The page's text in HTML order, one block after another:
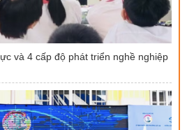
và 4 cấp độ phát triển nghề nghiệp